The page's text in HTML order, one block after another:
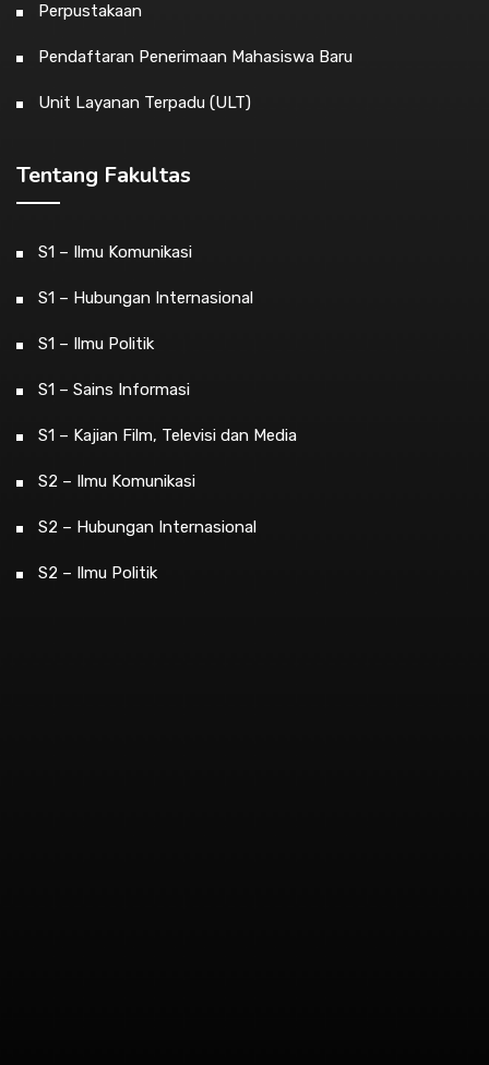
Perpustakaan
Pendaftaran Penerimaan Mahasiswa Baru
Unit Layanan Terpadu (ULT)
Tentang Fakultas
S1 – Ilmu Komunikasi
S1 – Hubungan Internasional
S1 – Ilmu Politik
S1 – Sains Informasi
S1 – Kajian Film, Televisi dan Media
S2 – Ilmu Komunikasi
S2 – Hubungan Internasional
S2 – Ilmu Politik